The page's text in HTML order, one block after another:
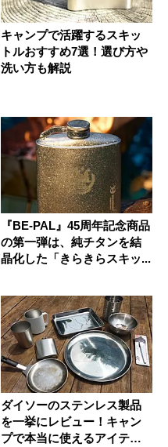
キャンプで活躍するスキッ
トルおすすめ7選！選び方や
洗い方も解説
『BE-PAL』45周年記念商品
の第一弾は、純チタンを結
晶化した「きらきらスキッ...
ダイソーのステンレス製品
を一挙にレビュー！キャン
プで本当に使えるアイテムT